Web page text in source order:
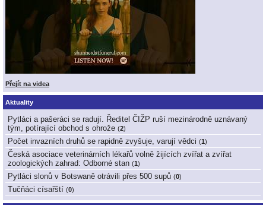
Přejít na videa
Aktuality
Pytláci a pašeráci se radují. Ředitel ČIŽP ruší mezinárodně uznávaný
tým, potírající obchod s ohrože (2)
Počet invazních druhů se rapidně zvyšuje, varují vědci (1 )
Česká asociace veterinárních lékařů volně žijících zvířat a zvířat
zoologických zahrad: Odborné stan (1 )
Pytláci slonů v Botswaně otrávili přes 500 supů (0)
Tučňáci císařští (0)